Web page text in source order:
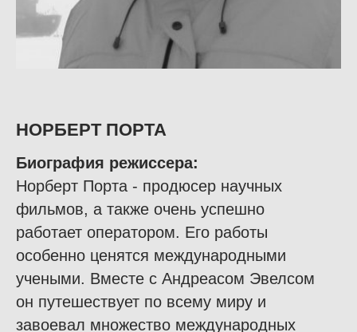
НОРБЕРТ ПОРТА
Биография режиссера:
Норберт Порта - продюсер научных
фильмов, а также очень успешно
работает оператором. Его работы
особенно ценятся международными
учеными. Вместе с Андреасом Эвелсом
он путешествует по всему миру и
завоевал множество международных